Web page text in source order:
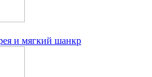
и мягкий шанкр